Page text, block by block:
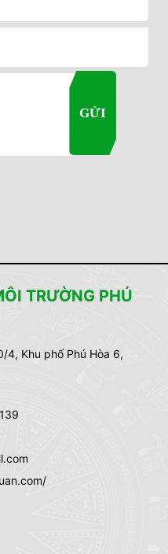
TRƯỜNG PHÚ
4, Khu phố Phú Hòa 6,